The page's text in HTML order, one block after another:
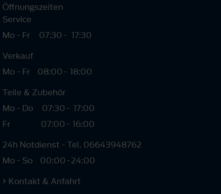
Öffnungszeiten
Service
Mo - Fr
07:30- 17:30
Verkauf
Mo - Fr
08:00- 18:00
Teile & Zubehör
Mo - Do
07:30- 17:00
Fr
07:00- 16:00
24h Notdienst - Tel. 06643948762
Mo - So
00:00-24:00
Kontakt & Anfahrt